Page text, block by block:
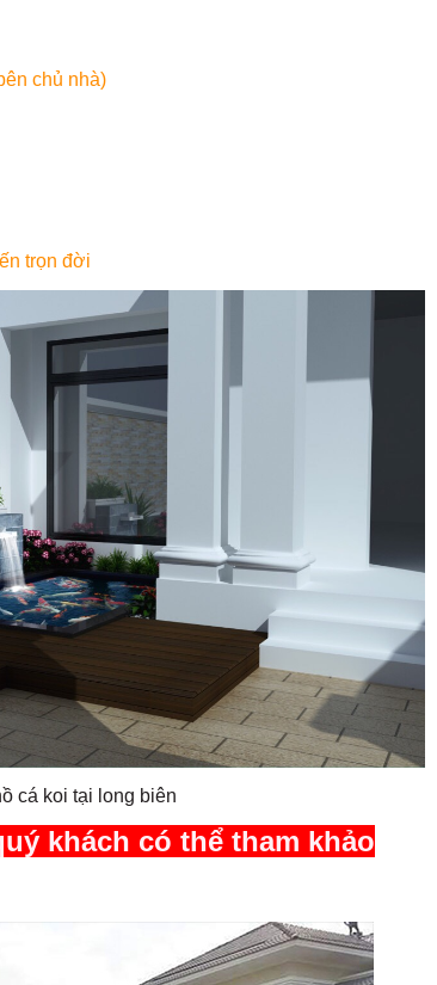
chủ nhà)
trọn đời
cá koi tại long biên
khách có thể tham khảo